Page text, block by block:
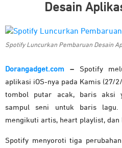
Desain
Spotify Luncurkan Pembaruan Desain
Dorangadget.com –Spotify
aplikasi iOS-nya pada Kamis (27/
tombol putar acak, baris aksi
sampul seni untuk baris lagu.
mengikuti artis, heart playlist, dan
Spotify menyoroti tiga